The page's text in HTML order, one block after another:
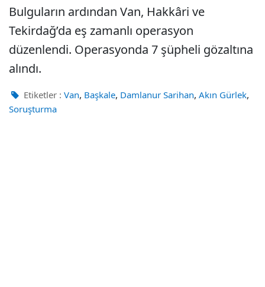
Bulguların ardından Van, Hakkâri ve
Tekirdağ’da eş zamanlı operasyon
düzenlendi. Operasyonda 7 şüpheli gözaltına
alındı.
Etiketler : Van, Başkale, Damlanur Sarihan, Akın Gürlek,
Soruşturma